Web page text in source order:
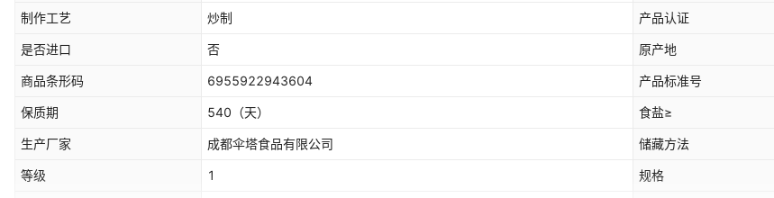
制作工艺 炒制 产品认证
是否进口 否 原产地
商品条形码 6955922943604 产品标准号
保质期 540 （天） 食盐≥
生产厂家 成都伞塔食品有限公司 储藏方法
等级 1 规格